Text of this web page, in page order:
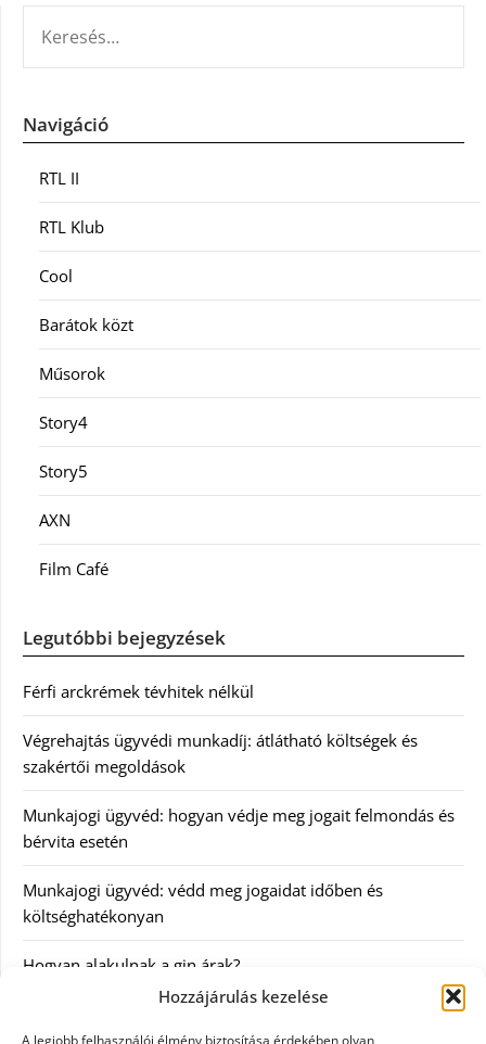
Hozzájárulás kezelése
A legjobb felhasználói élmény biztosítása érdekében olyan
Navigáció
RTL II
RTL Klub
Cool
Barátok közt
Műsorok
Story4
Story5
AXN
Film Café
Legutóbbi bejegyzések
Férfi arckrémek tévhitek nélkül
Végrehajtás ügyvédi munkadíj: átlátható költségek és
szakértői megoldások
Munkajogi ügyvéd: hogyan védje meg jogait felmondás és
bérvita esetén
Munkajogi ügyvéd: védd meg jogaidat időben és
költséghatékonyan
Hogyan alakulnak a gin árak?
Kategóriák